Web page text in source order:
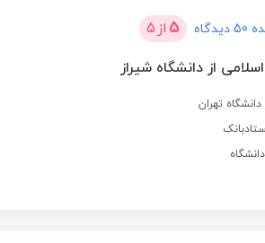
5 از 5
از دانشگاه شیراز
تهران